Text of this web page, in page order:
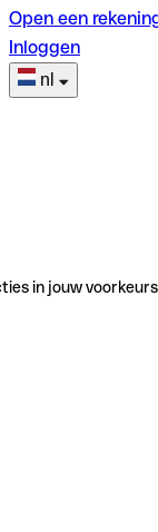
Open een
Inloggen
nl
in jouw